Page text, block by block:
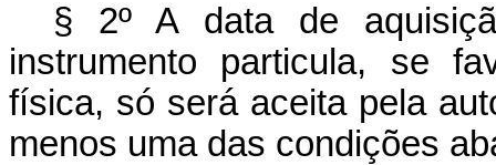
§ 2º A data de
instrumento particula, se
física, só será aceita pela
menos uma das condições